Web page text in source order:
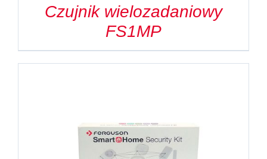
Czujnik wielozadaniowy
FS1MP